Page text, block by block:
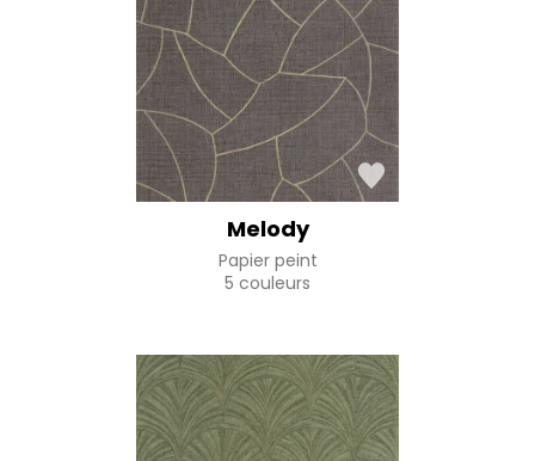
Melody
Papier peint
5 couleurs